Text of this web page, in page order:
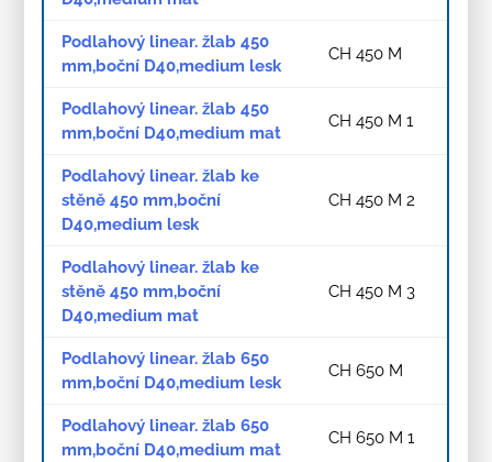
Podlahový linear. žlab 450
mm,boční D40,medium lesk
CH 450 M
Podlahový linear. žlab 450
mm,boční D40,medium mat
CH 450 M 1
Podlahový linear. žlab ke
stěně 450 mm,boční
D40,medium lesk
CH 450 M 2
Podlahový linear. žlab ke
stěně 450 mm,boční
D40,medium mat
CH 450 M 3
Podlahový linear. žlab 650
mm,boční D40,medium lesk
CH 650 M
Podlahový linear. žlab 650
mm,boční D40,medium mat
CH 650 M 1